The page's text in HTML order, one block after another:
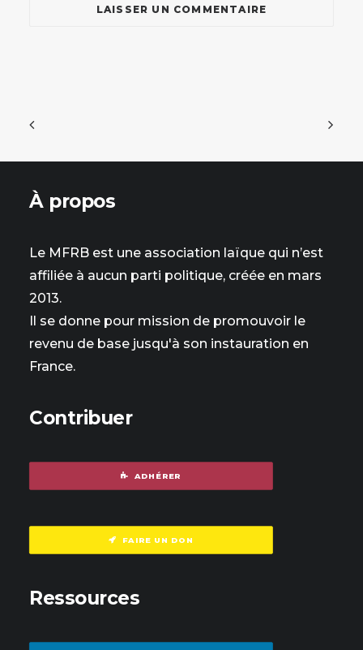
À propos
Le MFRB est une association laïque qui n’est
affiliée à aucun parti politique, créée en mars
2013.
Il se donne pour mission de promouvoir le
revenu de base jusqu'à son instauration en
France.
Contribuer
ADHÉRER
FAIRE UN DON
Ressources